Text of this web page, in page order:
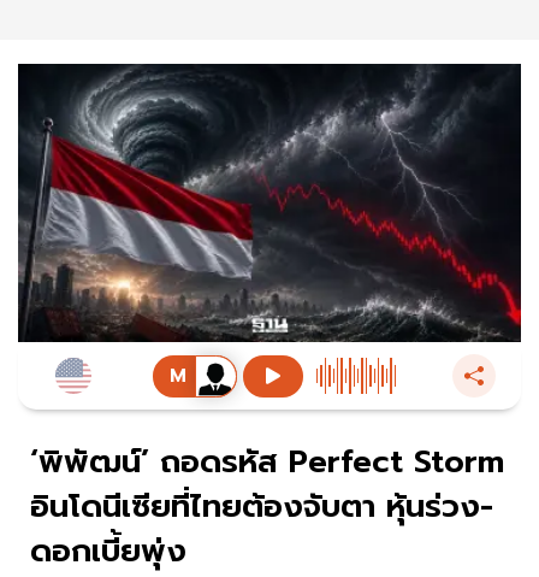
‘พิพัฒน์’ ถอดรหัส Perfect Storm
อินโดนีเซียที่ไทยต้องจับตา หุ้นร่วง-
ดอกเบี้ยพุ่ง